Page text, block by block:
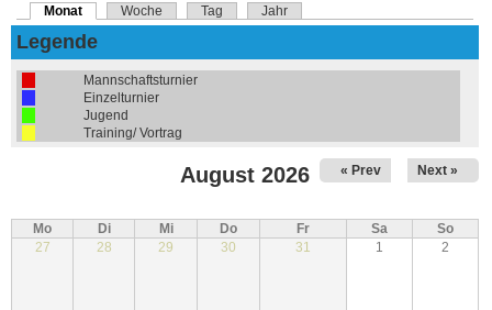
Haupt-Reiter
Monat (aktiver Reiter)
Woche Tag Jahr
Legende
Mannschaftsturnier
Einzelturnier
Jugend
Training/ Vortrag
August 2026 « Prev Next »
Mo Di Mi Do Fr Sa
So
27
28 29 30 31 1 2